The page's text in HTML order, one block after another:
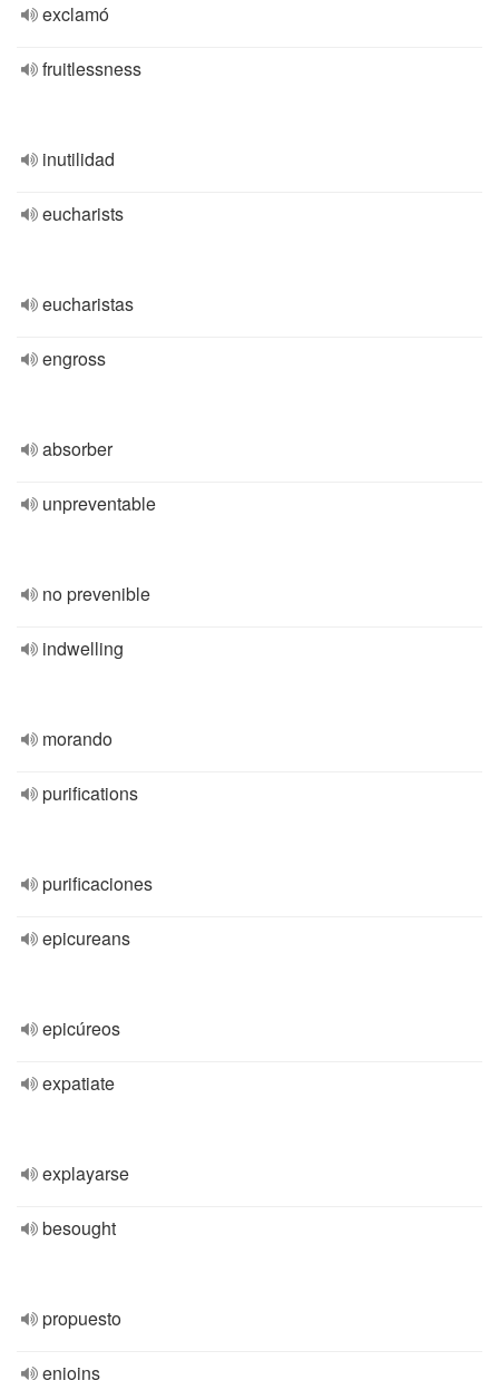
exclamó
fruitlessness
inutilidad
eucharists
eucharistas
engross
absorber
unpreventable
no prevenible
indwelling
morando
purifications
purificaciones
epicureans
epicúreos
expatiate
explayarse
besought
propuesto
enjoins